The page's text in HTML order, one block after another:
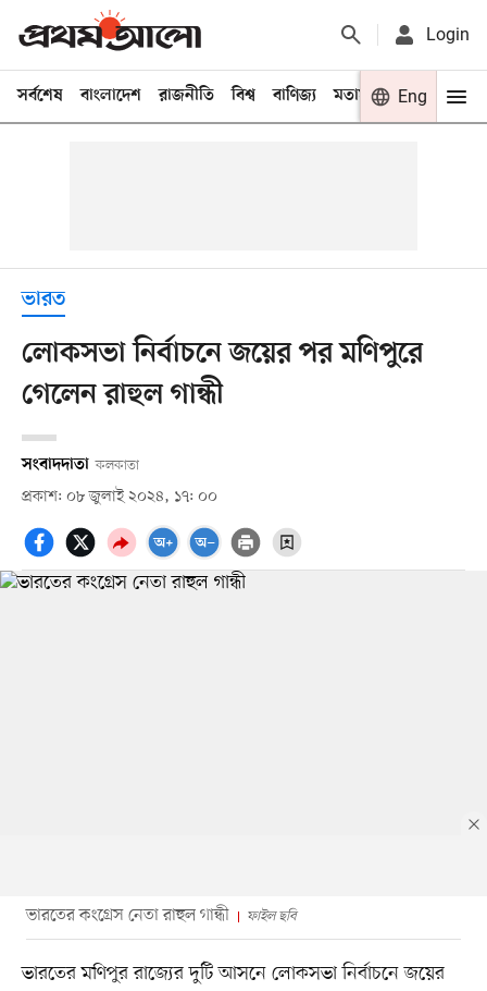
Login
সর্বশেষ বাংলাদেশ রাজনীতি বিশ্ব বাণিজ্য মতামত খেলা
Eng
ভারত
লোকসভা নির্বাচনে জয়ের পর মণিপুরে
গেলেন রাহুল গান্ধী
সংবাদদাতা কলকাতা
প্রকাশ: ০৮ জুলাই ২০২৪, ১৭: ০০
ভারতের কংগ্রেস নেতা রাহুল গান্ধী ফাইল ছবি
ভারতের মণিপুর রাজ্যের দুটি আসনে লোকসভা নির্বাচনে জয়ের